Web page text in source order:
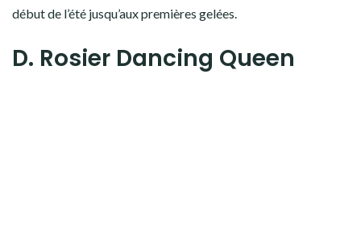
début de l’été jusqu’aux premières gelées.
D. Rosier Dancing Queen